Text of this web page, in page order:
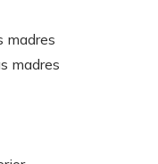
madres
madres